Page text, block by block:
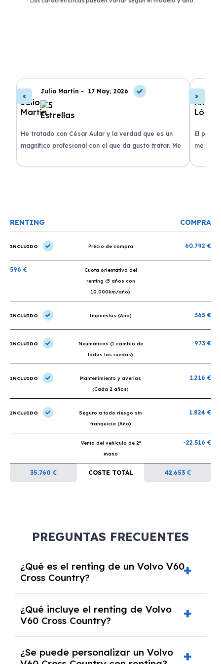
Julio Martín - 17 May, 2026
He tratado con César Aular y la verdad que es un
magnífico profesional con el que da gusto tratar. Me
recomiendo un montón, muchas gracias!
El
me
plazo
RENTING COMPRA
INCLUIDO Precio de compra 60.792 €
596 €
Cuota orientativa del
renting (5 años con
10.000km/año)
INCLUIDO Impuestos (Año) 365 €
INCLUIDO
Neumáticos (1 cambio de
todas las ruedas)
973 €
INCLUIDO
Mantenimiento y averías
(Cada 2 años)
1.216 €
INCLUIDO
Seguro a todo riesgo sin
franquicia (Año)
1.824 €
Venta del vehículo de 2ª
mano
-22.516 €
35.760 € COSTE TOTAL 42.653 €
PREGUNTAS FRECUENTES
¿Qué es el renting de un Volvo V60
Cross Country?
un contrato de alquiler a largo plazo en el que
pagas una cuota mensual fija por el uso del
coche durante un periodo determinado,
generalmente entre 2 y 5 años.
¿Qué incluye el renting de Volvo
V60 Cross Country?
seguro a todo riesgo, mantenimiento,
¿Se puede personalizar un Volvo